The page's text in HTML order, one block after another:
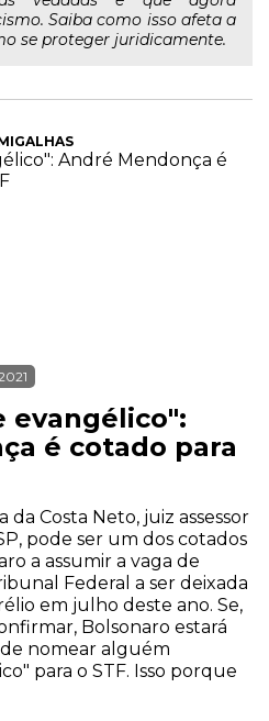
Saiba como isso afeta a
se proteger juridicamente.
evangélico":
é cotado para
Costa Neto, juiz assessor
pode ser um dos cotados
a assumir a vaga de
Federal a ser deixada
em julho deste ano. Se,
Bolsonaro estará
nomear alguém
para o STF. Isso porque